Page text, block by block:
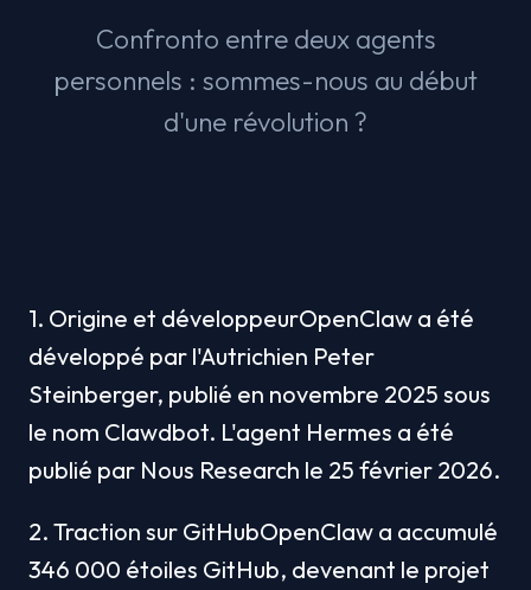
Confronto entre deux agents
personnels : sommes-nous au début
d'une révolution ?
1. Origine et développeurOpenClaw a été
développé par l'Autrichien Peter
Steinberger, publié en novembre 2025 sous
le nom Clawdbot. L'agent Hermes a été
publié par Nous Research le 25 février 2026.
2. Traction sur GitHubOpenClaw a accumulé
346 000 étoiles GitHub, devenant le projet